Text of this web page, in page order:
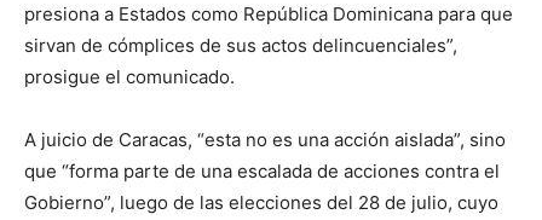
presiona a Estados como República Dominicana para que
sirvan de cómplices de sus actos delincuenciales”,
prosigue el comunicado.
A juicio de Caracas, “esta no es una acción aislada”, sino
que “forma parte de una escalada de acciones contra el
Gobierno”, luego de las elecciones del 28 de julio, cuyo